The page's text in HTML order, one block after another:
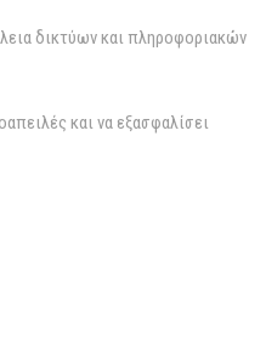
δικτύων και πληροφοριακών
και να εξασφαλίσει